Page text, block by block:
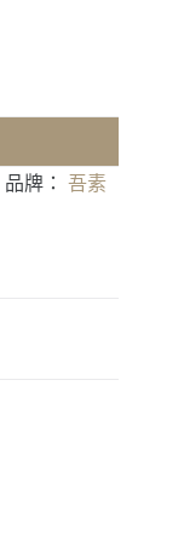
品牌： 吾素